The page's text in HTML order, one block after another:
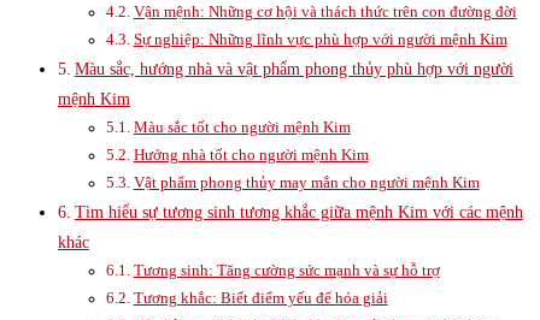
Vận mệnh: Những cơ hội và thách thức trên con đường đời
Sự nghiệp: Những lĩnh vực phù hợp với người mệnh Kim
Màu sắc, hướng nhà và vật phẩm phong thủy phù hợp với người
mệnh Kim
Màu sắc tốt cho người mệnh Kim
Hướng nhà tốt cho người mệnh Kim
Vật phẩm phong thủy may mắn cho người mệnh Kim
Tìm hiểu sự tương sinh tương khắc giữa mệnh Kim với các mệnh
khác
Tương sinh: Tăng cường sức mạnh và sự hỗ trợ
Tương khắc: Biết điểm yếu để hóa giải